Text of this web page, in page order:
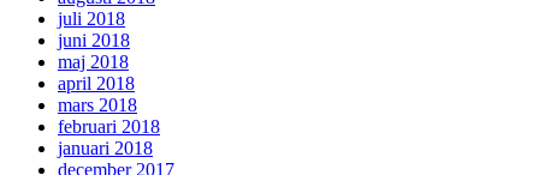
juli 2018
juni 2018
maj 2018
april 2018
mars 2018
februari 2018
januari 2018
december 2017